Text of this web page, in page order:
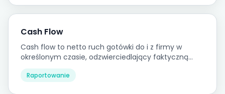
Cash Flow
Cash flow to netto ruch gotówki do i z firmy w
określonym czasie, odzwierciedlający faktyczną
płynność — nie zysk księgowy.
Raportowanie